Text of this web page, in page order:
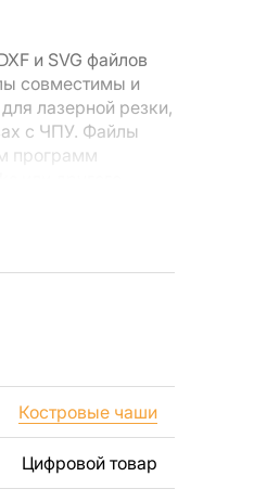
и SVG файлов
совместимы и
лазерной резки,
с ЧПУ. Файлы
программ
созданы с
что
Костровые чаши
Цифровой товар